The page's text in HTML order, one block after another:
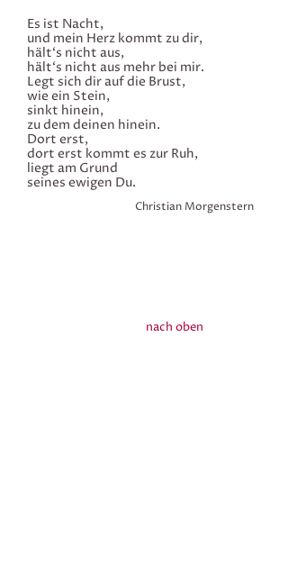
Es ist Nacht,
und mein Herz kommt zu dir,
hält‘s nicht aus,
hält‘s nicht aus mehr bei mir.
Legt sich dir auf die Brust,
wie ein Stein,
sinkt hinein,
zu dem deinen hinein.
Dort erst,
dort erst kommt es zur Ruh,
liegt am Grund
seines ewigen Du.
Christian Morgenstern
nach oben